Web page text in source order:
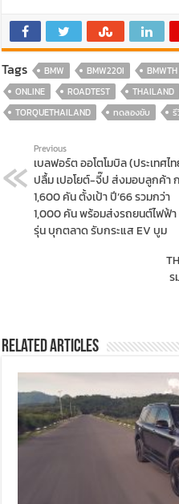
Tags BMW BMW220I BMWTH
ONLINE
ROADTEST THAILAND
TORQUETHAILAND
ทดลองขับ รี
Previous
เบลฟอร์ต ออโตโมบิล (ประเทศไ
ปลื้ม เปอโยต์-จี๊ป ส่งมอบลูกค้า
1,600 คัน ตั้งเป้า ปี’66 รวมกว่า
1,000 คัน พร้อมส่งรถยนต์ไฟฟ้า
รุ่น บุกตลาด รับกระแส EV บูม
ร
Related Articles